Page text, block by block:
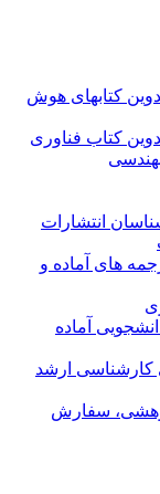
کتابهای هوش
کتاب فناوری
انتشارات
های آماده و
آماده
کارشناسی ارشد
سفارش